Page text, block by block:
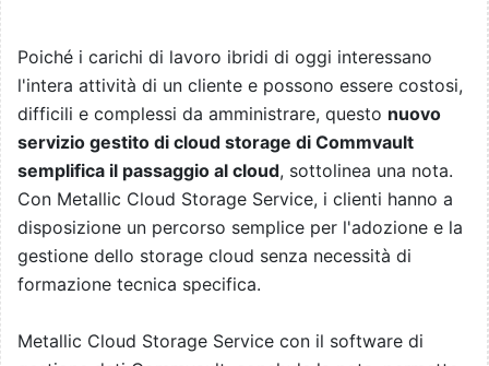
Poiché i carichi di lavoro ibridi di oggi interessano
l'intera attività di un cliente e possono essere costosi,
difficili e complessi da amministrare, questo nuovo
servizio gestito di cloud storage di Commvault
semplifica il passaggio al cloud, sottolinea una nota.
Con Metallic Cloud Storage Service, i clienti hanno a
disposizione un percorso semplice per l'adozione e la
gestione dello storage cloud senza necessità di
formazione tecnica specifica.
Metallic Cloud Storage Service con il software di